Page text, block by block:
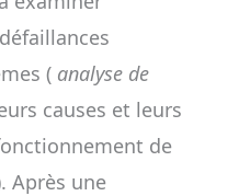
( analyse de
causes et leurs
de
Après une